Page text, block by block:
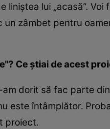
lui „acasă”. Voi
zâmbet pentru
Ce știai de acest
dorit să fac parte
este întâmplător.
proiect.